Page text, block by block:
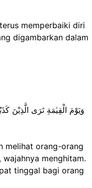
memperbaiki diri
digambarkan dalam
وَيَوْمَ الْقِيٰمَةِ تَرَى
melihat orang-orang
menghitam.
tinggal bagi orang